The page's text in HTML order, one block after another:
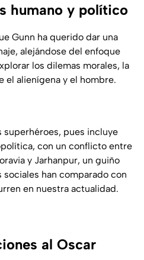
humano y político
Gunn ha querido dar una
alejándose del enfoque
los dilemas morales, la
el alienígena y el hombre.
superhéroes, pues incluye
con un conflicto entre
y Jarhanpur, un guiño
han comparado con
en nuestra actualidad.
al Oscar